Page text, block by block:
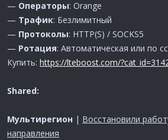
— Операторы: Orange
— Трафик: Безлимитный
— Протоколы: HTTP(S) / SOCKS5
— Ротация: Автоматическая или по
Купить: https://lteboost.com/
Shared:
Мультирегион | Восстановили
направления